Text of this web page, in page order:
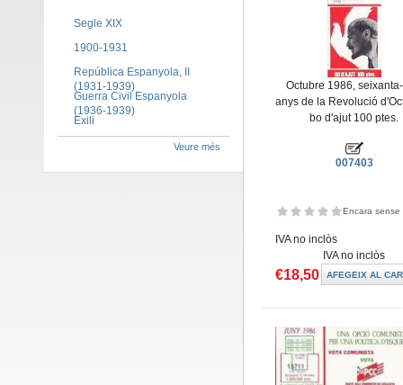
Octubre 1986,
anys de la Revolució
bo d'ajut 100 ptes.
007403
Encara sense
IVA no inclòs
IVA no inclòs
€18,50
Segle XIX
1900-1931
República Espanyola, II
(1931-1939)
Guerra Civil Espanyola
(1936-1939)
Exili
Veure més